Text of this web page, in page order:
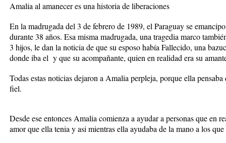
Amalia al amanecer es una historia de liberaciones
En la madrugada del 3 de febrero de 1989, el Paraguay se
durante 38 años. Esa misma madrugada, una tragedia marco
3 hijos, le dan la noticia de que su esposo había Fallecido, una
donde iba el y que su acompañante, quien en realidad era su
Todas estas noticias dejaron a Amalia perpleja, porque ella
fiel.
Desde ese entonces Amalia comienza a ayudar a personas que en
amor que ella tenia y asi mientras ella ayudaba de la mano a los que